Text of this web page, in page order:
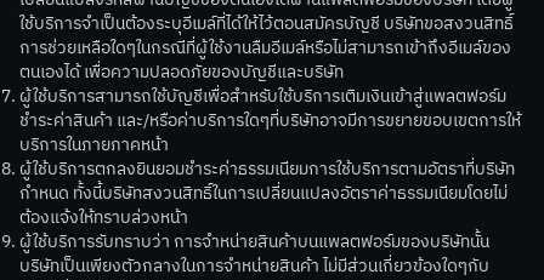
ใช้บริการจำเป็นต้องระบุอีเมล์ที่ได้ให้ไว้ตอนสมัครบัญชี บริษัทขอสงวนสิทธิ์
การช่วยเหลือใดๆในกรณีที่ผู้ใช้งานลืมอีเมล์หรือไม่สามารถเข้าถึงอีเมล์ของ
ตนเองได้ เพื่อความปลอดภัยของบัญชีและบริษัท
ผู้ใช้บริการสามารถใช้บัญชีเพื่อสำหรับใช้บริการเติมเงินเข้าสู่แพลตฟอร์ม
ชำระค่าสินค้า และ/หรือค่าบริการใดๆที่บริษัทอาจมีการขยายขอบเขตการให้
บริการในภายภาคหน้า
ผู้ใช้บริการตกลงยินยอมชำระค่าธรรมเนียมการใช้บริการตามอัตราที่บริษัท
กำหนด ทั้งนี้บริษัทสงวนสิทธิ์ในการเปลี่ยนแปลงอัตราค่าธรรมเนียมโดยไม่
ต้องแจ้งให้ทราบล่วงหน้า
ผู้ใช้บริการรับทราบว่า การจำหน่ายสินค้าบนแพลตฟอร์มของบริษัทนั้น
บริษัทเป็นเพียงตัวกลางในการจำหน่ายสินค้า ไม่มีส่วนเกี่ยวข้องใดๆกับ